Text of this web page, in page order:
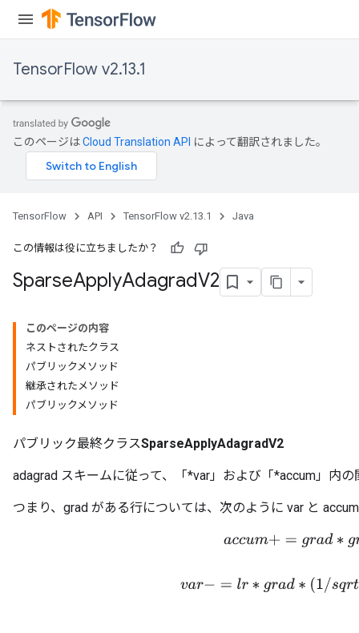
TensorFlow v2.13.1
このページはCloud Translation API によって翻訳されました。
TensorFlow API TensorFlow v2.13.1 Java
この情報は役に立ちましたか？
SparseApplyAdagradV2
このページの内容
ネストされたクラス
パブリックメソッド
継承されたメソッド
パブリックメソッド
パブリック最終クラスSparseApplyAdagradV2
adagrad スキームに従って、「*var」および「*accum」内
つまり、grad がある行については、次のように var と
accum += grad∗grad
var −=l r∗ grad∗(1 /sqrt(ac